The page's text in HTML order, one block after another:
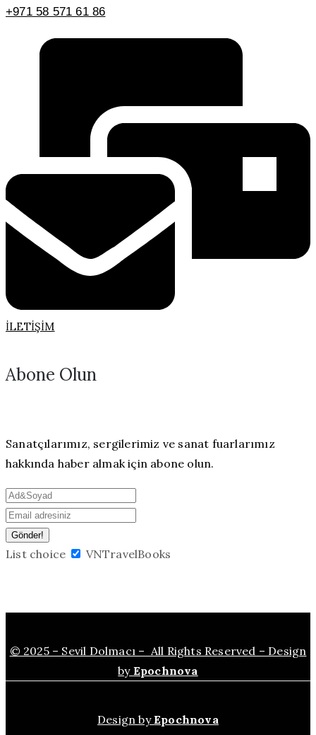
+971 58 571 61 86
İLETIŞIM
Abone Olun
Sanatçılarımız, sergilerimiz ve sanat fuarlarımız
hakkında haber almak için abone olun.
List choice VNTravelBooks
© 2025 – Sevil Dolmacı – All Rights Reserved – Design
by Epochnova
Design byEpochnova